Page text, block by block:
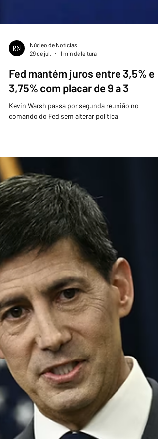
Núcleo de Notícias
29 de jul.
1 min de leitura
Fed mantém juros entre 3,5% e
3,75% com placar de 9 a 3
Kevin Warsh passa por segunda reunião no